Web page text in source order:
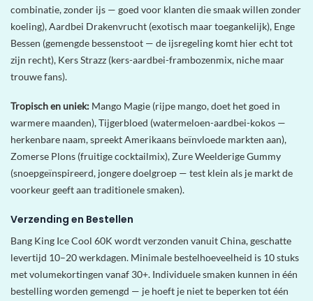
combinatie, zonder ijs — goed voor klanten die smaak willen zonder
koeling), Aardbei Drakenvrucht (exotisch maar toegankelijk), Enge
Bessen (gemengde bessenstoot — de ijsregeling komt hier echt tot
zijn recht), Kers Strazz (kers-aardbei-frambozenmix, niche maar
trouwe fans).
Tropisch en uniek: Mango Magie (rijpe mango, doet het goed in
warmere maanden), Tijgerbloed (watermeloen-aardbei-kokos —
herkenbare naam, spreekt Amerikaans beïnvloede markten aan),
Zomerse Plons (fruitige cocktailmix), Zure Weelderige Gummy
(snoepgeïnspireerd, jongere doelgroep — test klein als je markt de
voorkeur geeft aan traditionele smaken).
Verzending en Bestellen
Bang King Ice Cool 60K wordt verzonden vanuit China, geschatte
levertijd 10–20 werkdagen. Minimale bestelhoeveelheid is 10 stuks
met volumekortingen vanaf 30+. Individuele smaken kunnen in één
bestelling worden gemengd — je hoeft je niet te beperken tot één